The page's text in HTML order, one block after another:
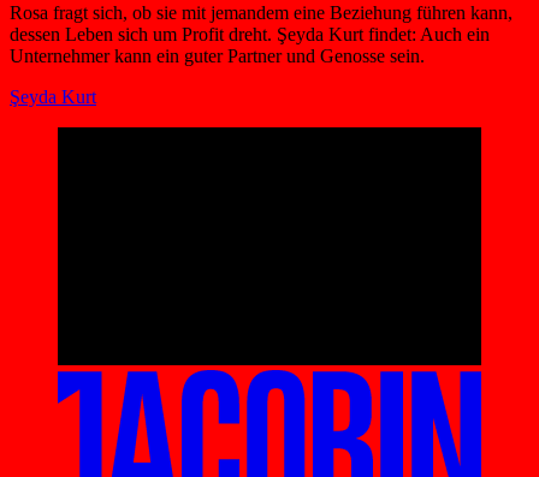
Rosa fragt sich, ob sie mit jemandem eine Beziehung führen kann,
dessen Leben sich um Profit dreht. Şeyda Kurt findet: Auch ein
Unternehmer kann ein guter Partner und Genosse sein.
Şeyda Kurt